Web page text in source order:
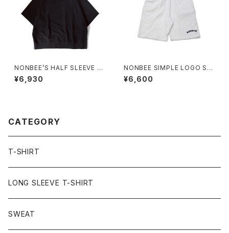
NONBEE’S HALF SLEEVE “S
WEATee” pigment-black
¥6,930
NONBEE SIMPLE LOGO SW
¥6,600
CATEGORY
T-SHIRT
LONG SLEEVE T-SHIRT
SWEAT